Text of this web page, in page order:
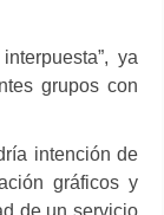
ya
grupos con
intención de
gráficos y
de un servicio